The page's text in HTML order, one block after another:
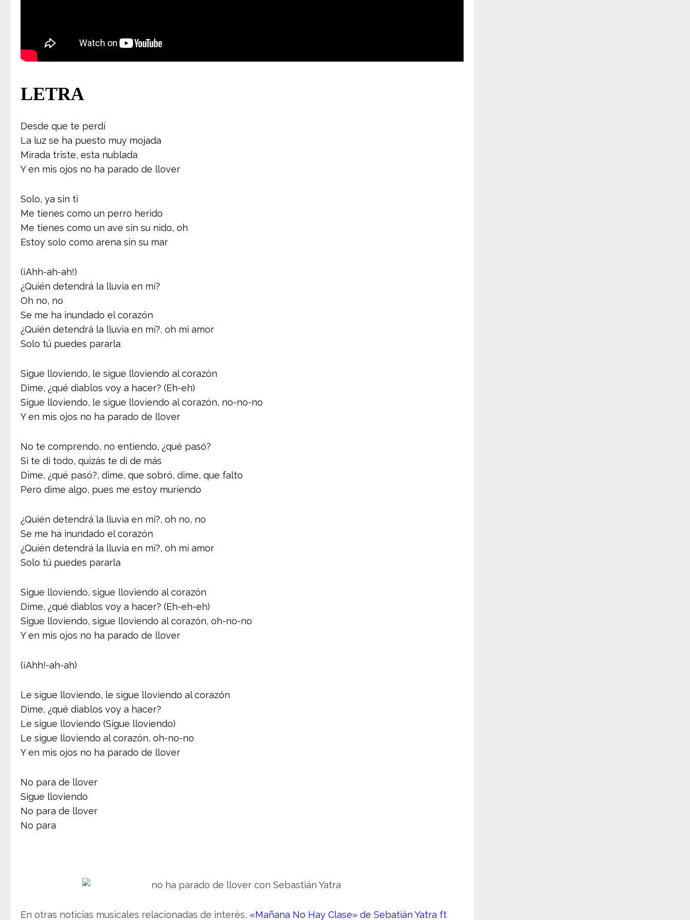
LETRA
Desde que te perdí
La luz se ha puesto muy mojada
Mirada triste, esta nublada
Y en mis ojos no ha parado de llover
Solo, ya sin ti
Me tienes como un perro herido
Me tienes como un ave sin su nido, oh
Estoy solo como arena sin su mar
(¡Ahh-ah-ah!)
¿Quién detendrá la lluvia en mí?
Oh no, no
Se me ha inundado el corazón
¿Quién detendrá la lluvia en mí?, oh mi amor
Solo tú puedes pararla
Sigue lloviendo, le sigue lloviendo al corazón
Dime, ¿qué diablos voy a hacer? (Eh-eh)
Sigue lloviendo, le sigue lloviendo al corazón, no-no-no
Y en mis ojos no ha parado de llover
No te comprendo, no entiendo, ¿qué pasó?
Si te di todo, quizás te di de más
Dime, ¿qué pasó?, dime, que sobró, dime, que falto
Pero dime algo, pues me estoy muriendo
¿Quién detendrá la lluvia en mí?, oh no, no
Se me ha inundado el corazón
¿Quién detendrá la lluvia en mí?, oh mi amor
Solo tú puedes pararla
Sigue lloviendo, sigue lloviendo al corazón
Dime, ¿qué diablos voy a hacer? (Eh-eh-eh)
Sigue lloviendo, sigue lloviendo al corazón, oh-no-no
Y en mis ojos no ha parado de llover
(¡Ahh!-ah-ah)
Le sigue lloviendo, le sigue lloviendo al corazón
Dime, ¿qué diablos voy a hacer?
Le sigue lloviendo (Sigue lloviendo)
Le sigue lloviendo al corazón, oh-no-no
Y en mis ojos no ha parado de llover
No para de llover
Sigue lloviendo
No para de llover
No para
En otras noticias musicales relacionadas de interés, «Mañana No Hay Clase» de Sebatián Yatra ft